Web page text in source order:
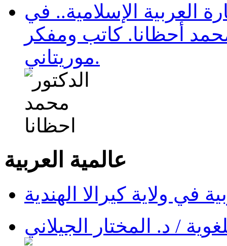
العربية الإسلامية.. في
أحظانا. كاتب ومفكر
موريتاني.
عالمية العربية
في ولاية كيرالا الهندية
/ د. المختار الجيلاني